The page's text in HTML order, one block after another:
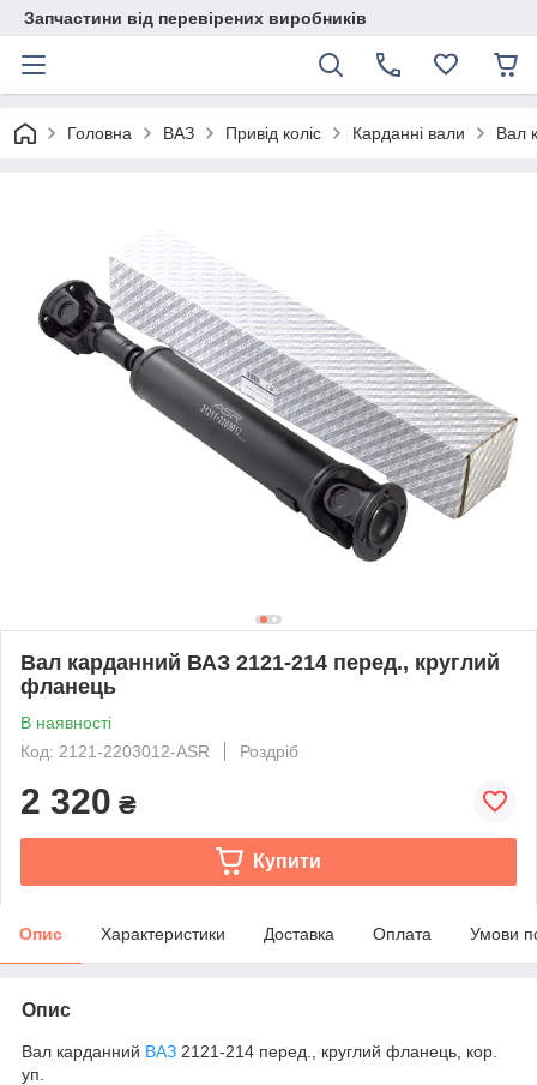
Запчастини від перевірених виробників
Головна ВАЗ Привід коліс Карданні вали Вал
Вал карданний ВАЗ 2121-214 перед., круглий
фланець
В наявності
Код: 2121-2203012-ASR
Роздріб
2 320 ₴
Купити
Опис Характеристики Доставка Оплата Умови
Опис
Вал карданний ВАЗ 2121-214 перед., круглий фланець, кор.
уп.